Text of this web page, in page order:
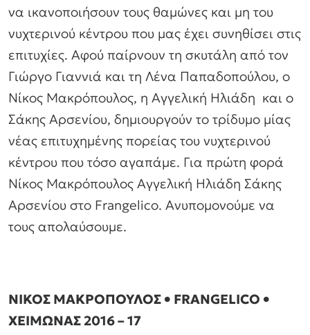
να ικανοποιήσουν τους θαμώνες και μη του
νυχτερινού κέντρου που μας έχει συνηθίσει στις
επιτυχίες. Αφού παίρνουν τη σκυτάλη από τον
Γιώργο Γιαννιά και τη Λένα Παπαδοπούλου, ο
Νίκος Μακρόπουλος, η Αγγελική Ηλιάδη και ο
Σάκης Αρσενίου, δημιουργούν το τρίδυμο μίας
νέας επιτυχημένης πορείας του νυχτερινού
κέντρου που τόσο αγαπάμε. Για πρώτη φορά
Νίκος Μακρόπουλος Αγγελική Ηλιάδη Σάκης
Αρσενίου στο Frangelico. Ανυπομονούμε να
τους απολαύσουμε.
ΝΙΚΟΣ ΜΑΚΡΟΠΟΥΛΟΣ • FRANGELICO •
ΧΕΙΜΩΝΑΣ 2016 – 17